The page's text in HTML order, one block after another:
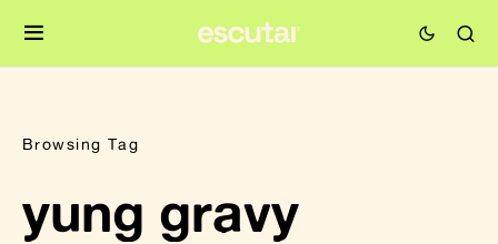
Browsing Tag
yung gravy